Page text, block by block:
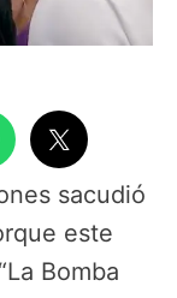
sacudió
este
Bomba